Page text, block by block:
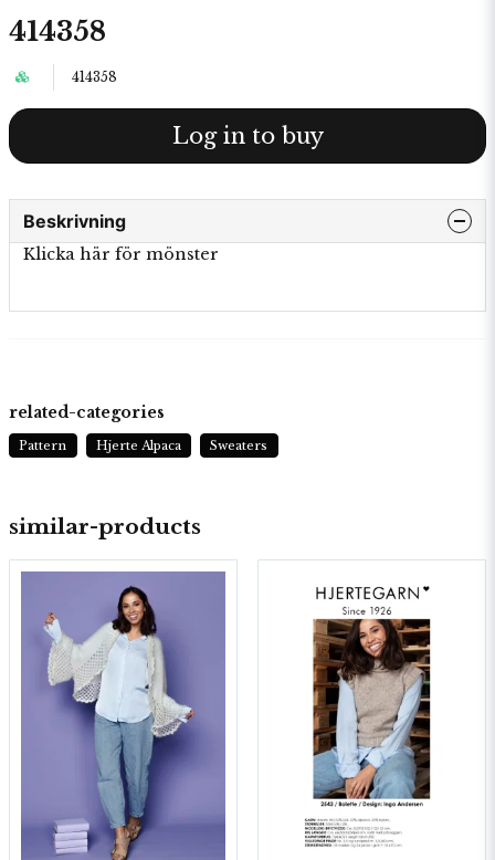
414358
414358
Log in to buy
Beskrivning
Klicka här för mönster
similar-products
related-categories
Pattern Hjerte Alpaca Sweaters